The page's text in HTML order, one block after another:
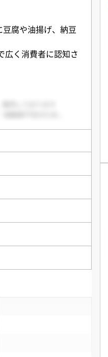
腐や油揚げ、納豆
広く消費者に認知さ